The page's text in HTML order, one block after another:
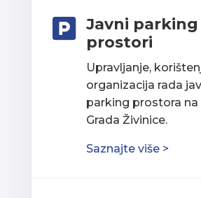

Javni parking
prostori
Upravljanje,
organizacija rada
parking prostora
Grada Živinice.
Saznajte više >